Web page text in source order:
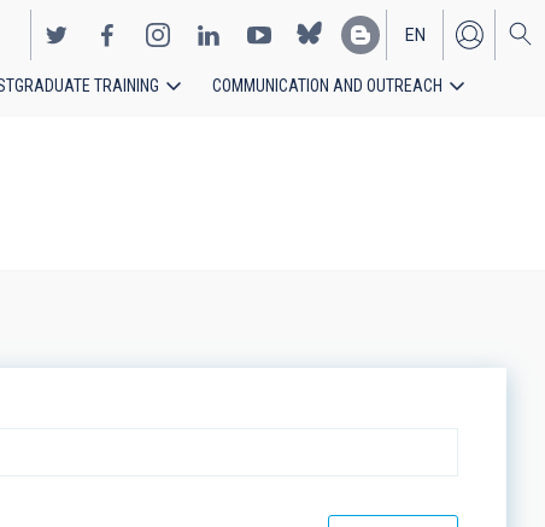
EN
ES
TRAINING COMMUNICATION AND OUTREACH